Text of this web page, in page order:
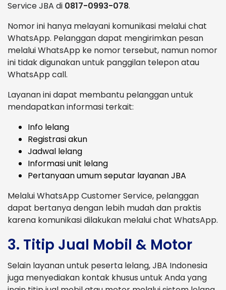
Service JBA di 0817-0993-078.
Nomor ini hanya melayani komunikasi melalui chat
WhatsApp. Pelanggan dapat mengirimkan pesan
melalui WhatsApp ke nomor tersebut, namun nomor
ini tidak digunakan untuk panggilan telepon atau
WhatsApp call.
Layanan ini dapat membantu pelanggan untuk
mendapatkan informasi terkait:
Info lelang
Registrasi akun
Jadwal lelang
Informasi unit lelang
Pertanyaan umum seputar layanan JBA
Melalui WhatsApp Customer Service, pelanggan
dapat bertanya dengan lebih mudah dan praktis
karena komunikasi dilakukan melalui chat WhatsApp.
3. Titip Jual Mobil & Motor
Selain layanan untuk peserta lelang, JBA Indonesia
juga menyediakan kontak khusus untuk Anda yang